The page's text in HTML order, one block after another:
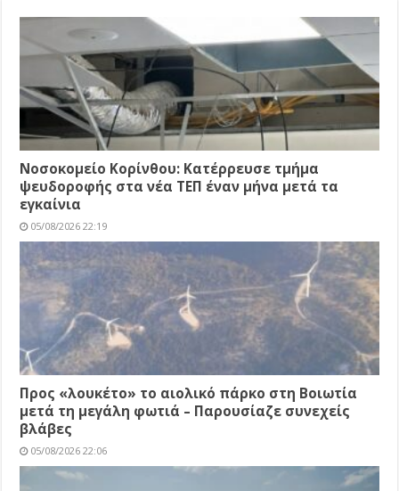
Νοσοκομείο Κορίνθου: Κατέρρευσε τμήμα
ψευδοροφής στα νέα ΤΕΠ έναν μήνα μετά τα
εγκαίνια
05/08/2026 22:19
Προς «λουκέτο» το αιολικό πάρκο στη Βοιωτία
μετά τη μεγάλη φωτιά – Παρουσίαζε συνεχείς
βλάβες
05/08/2026 22:06